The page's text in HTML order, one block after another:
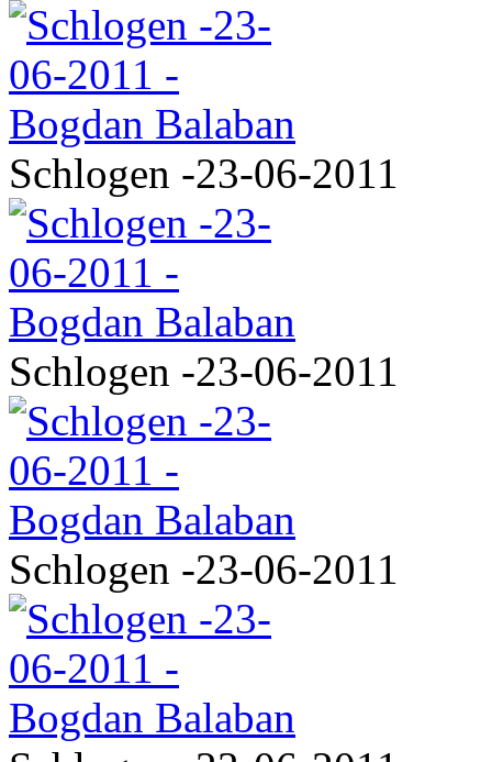
Schlogen -23-06-2011
Schlogen -23-06-2011
Schlogen -23-06-2011